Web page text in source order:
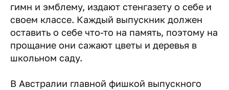
гимн и эмблему, издают стенгазету о себе и
своем классе. Каждый выпускник должен
оставить о себе что-то на память, поэтому на
прощание они сажают цветы и деревья в
школьном саду.
В Австралии главной фишкой выпускного